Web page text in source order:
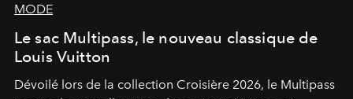
MODE
Le sac Multipass, le nouveau classique de
Louis Vuitton
Dévoilé lors de la collection Croisière 2026, le Multipass